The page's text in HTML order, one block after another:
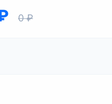
0 ₽